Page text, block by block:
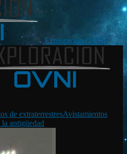
Exploración OVNI
de extraterrestresAvistamientos
antigüedad